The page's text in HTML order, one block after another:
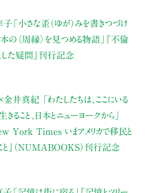
子 「小さな歪（ゆが）みを書きつづけ
の〈周縁〉を見つめる物語」
『不倫
した疑問』刊行記念
真紀 「わたしたちは、ここにいる
こと、日本とニューヨークから」
York Times いまアメリカで移民と
こと』（NUMABOOKS）刊行記念